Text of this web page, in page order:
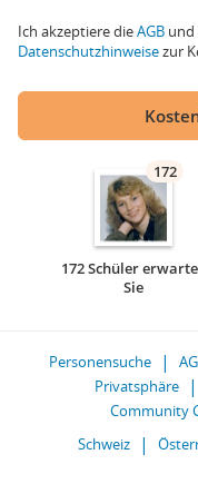
Ich akzeptiere dieAGB und
Datenschutzhinweisezur
172
172 Schüler
Sie
Personensuche
Privatsphäre
Community
Schweiz